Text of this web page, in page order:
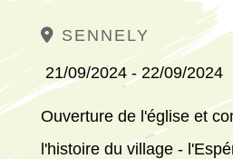
SENNELY
21/09/2024 - 22/09/2024
Ouverture de l'église et
l'histoire du village -